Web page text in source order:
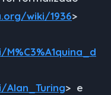
wiki/1936>
> e